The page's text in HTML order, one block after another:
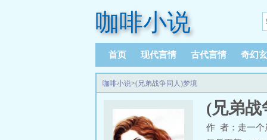
咖啡小说
首页 现代言情 古代言情 奇幻
咖啡小说>(兄弟战争同人)梦境
(兄弟战
作 者：走一个